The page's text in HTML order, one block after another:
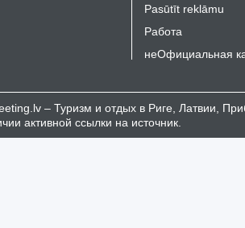
Pasūtīt reklāmu
Работа
неОфициальная
– Туризм и отдых в Риге, Латвии,
активной ссылки на источник.